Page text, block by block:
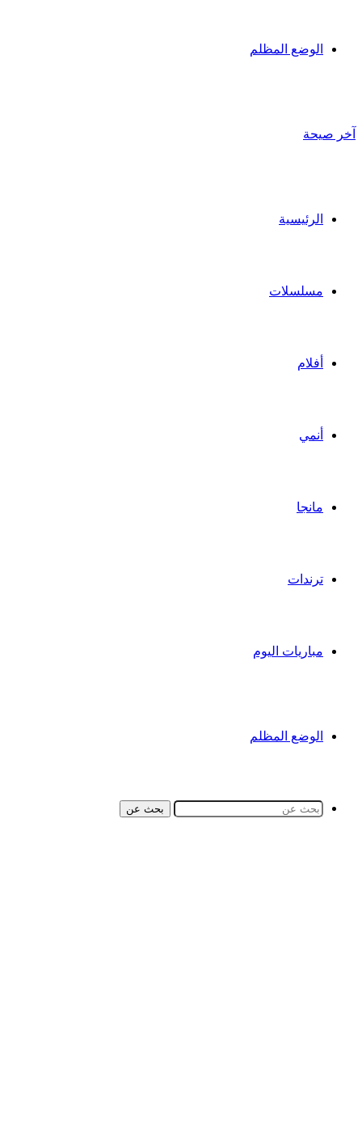
الوضع المظلم
آخر صيحة
الرئيسية
مسلسلات
أفلام
أنمي
مانجا
ترندات
مباريات اليوم
الوضع المظلم
بحث عن